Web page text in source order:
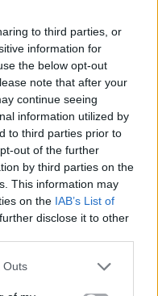
to third parties, or
information for
the below opt-out
note that after your
continue seeing
information utilized by
to third parties prior to
out of the further
by third parties on the
This information may
on the IAB’s List of
disclose it to other
Outs